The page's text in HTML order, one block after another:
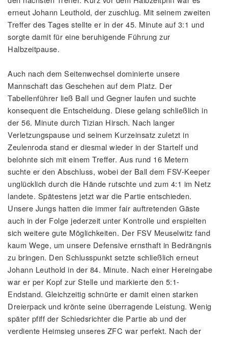
erneut Johann Leuthold, der zuschlug. Mit seinem zweiten
Treffer des Tages stellte er in der 45. Minute auf 3:1 und
sorgte damit für eine beruhigende Führung zur
Halbzeitpause.
Auch nach dem Seitenwechsel dominierte unsere
Mannschaft das Geschehen auf dem Platz. Der
Tabellenführer ließ Ball und Gegner laufen und suchte
konsequent die Entscheidung. Diese gelang schließlich in
der 56. Minute durch Tizian Hirsch. Nach langer
Verletzungspause und seinem Kurzeinsatz zuletzt in
Zeulenroda stand er diesmal wieder in der Startelf und
belohnte sich mit einem Treffer. Aus rund 16 Metern
suchte er den Abschluss, wobei der Ball dem FSV-Keeper
unglücklich durch die Hände rutschte und zum 4:1 im Netz
landete. Spätestens jetzt war die Partie entschieden.
Unsere Jungs hatten die immer fair auftretenden Gäste
auch in der Folge jederzeit unter Kontrolle und erspielten
sich weitere gute Möglichkeiten. Der FSV Meuselwitz fand
kaum Wege, um unsere Defensive ernsthaft in Bedrängnis
zu bringen. Den Schlusspunkt setzte schließlich erneut
Johann Leuthold in der 84. Minute. Nach einer Hereingabe
war er per Kopf zur Stelle und markierte den 5:1-
Endstand. Gleichzeitig schnürte er damit einen starken
Dreierpack und krönte seine überragende Leistung. Wenig
später pfiff der Schiedsrichter die Partie ab und der
verdiente Heimsieg unseres ZFC war perfekt. Nach der